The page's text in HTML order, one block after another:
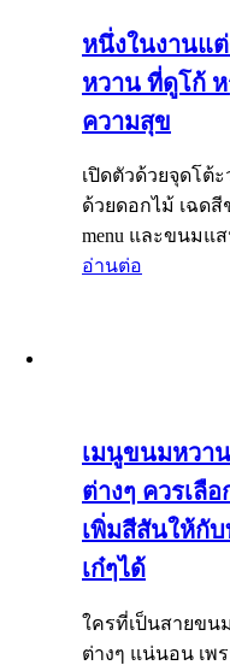
หนึ่งในงานแ
หวาน ที่ดูโก้
ความสุข
เปิดตัวด้วยจุดโต้
ด้วยดอกไม้ เฉด
menu และขนมแส
อ่านต่อ
เมนูขนมหวา
ต่างๆ ควรเลื
เพิ่มสีสันให้กั
เก๋ๆได้
ใครที่เป็นสายขน
ต่างๆ แน่นอน เพ